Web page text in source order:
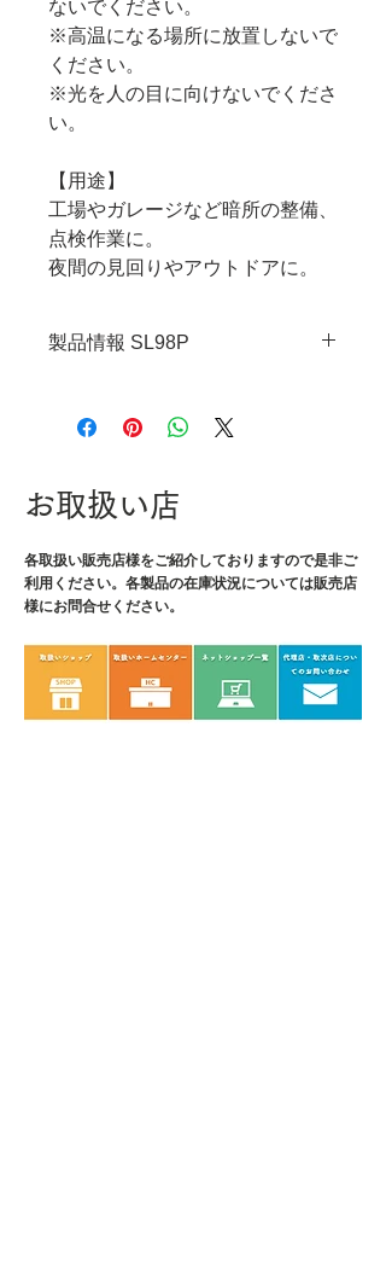
ないでください。
※高温になる場所に放置しないで
ください。
※光を人の目に向けないでくださ
い。
【用途】
工場やガレージなど暗所の整備、
点検作業に。
夜間の見回りやアウトドアに。
製品情報 SL98P
・サイズ：φ17×92mm
・カンデラ：1840cd
・電源：単四電池×1本
・連続点灯時間：3.5h
・耐落下性能：1m
・防水性能：IPX6
・重量：24g
・材質：本体/アルミニウム
お取扱い店
各取扱い販売店様をご紹介しておりますので是非ご
利用ください。各製品の在庫状況については販売店
様にお問合せください。